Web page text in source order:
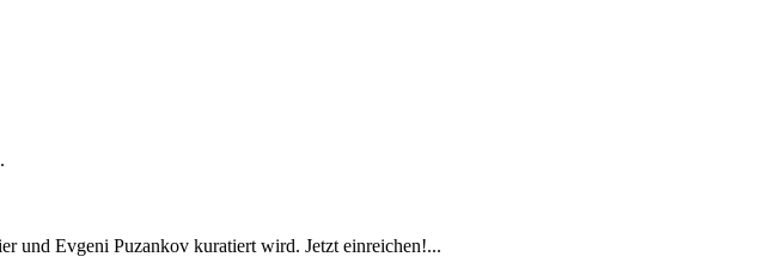
und Evgeni Puzankov kuratiert wird. Jetzt einreichen!...